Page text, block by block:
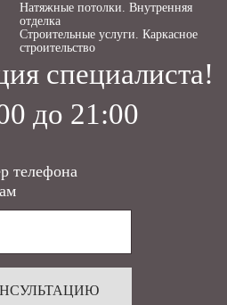
Натяжные потолки. Внутренняя
отделка
Строительные услуги. Каркасное
строительство
специалиста!
до 21:00
телефона